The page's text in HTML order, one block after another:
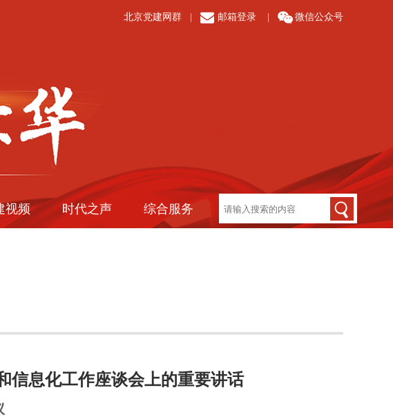
北京党建网群 邮箱登录 微信公众号
视频 时代之声 综合服务
信息化工作座谈会上的重要讲话